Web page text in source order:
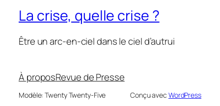
La crise, quelle crise ?
Être un arc-en-ciel dans le ciel d’autrui
À proposRevue de Presse
Modèle: Twenty Twenty-Five Conçu avec WordPress